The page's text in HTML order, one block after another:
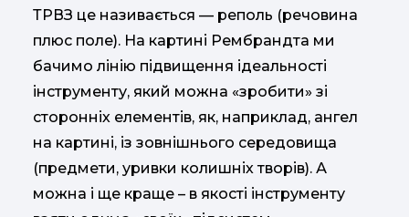
ТРВЗ це називається — реполь (речовина
плюс поле). На картині Рембрандта ми
бачимо лінію підвищення ідеальності
інструменту, який можна «зробити» зі
сторонніх елементів, як, наприклад, ангел
на картині, із зовнішнього середовища
(предмети, уривки колишніх творів). А
можна і ще краще – в якості інструменту